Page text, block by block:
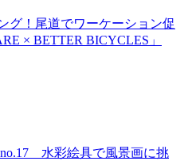
グ！尾道でワーケーション促
× BETTER BICYCLES」
水彩絵具で風景画に挑